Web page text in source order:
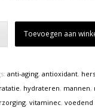
Toevoegen aan
anti-aging, antioxidant,
, hydrateren, mannen,
, vitaminec, voedend